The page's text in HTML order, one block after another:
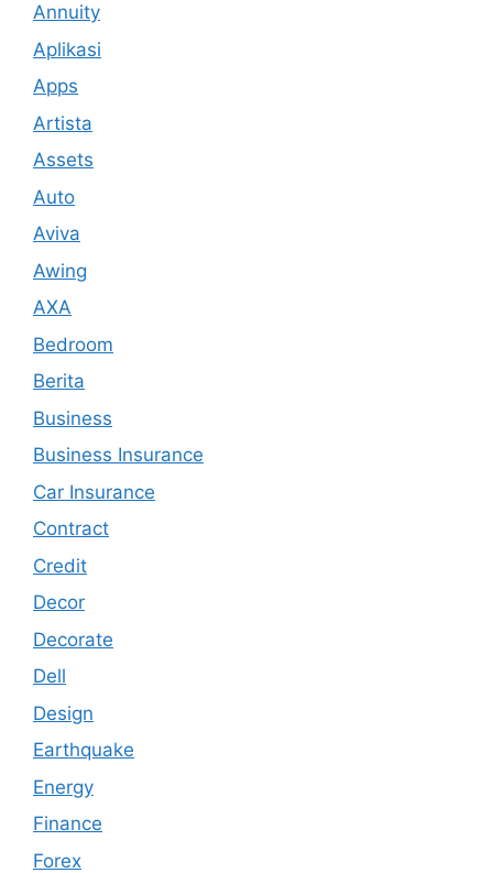
Annuity
Aplikasi
Apps
Artista
Assets
Auto
Aviva
Awing
AXA
Bedroom
Berita
Business
Business Insurance
Car Insurance
Contract
Credit
Decor
Decorate
Dell
Design
Earthquake
Energy
Finance
Forex